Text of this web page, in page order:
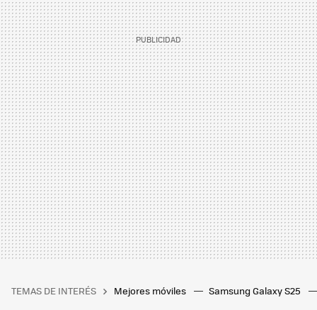
TEMAS DE INTERÉS Mejores móviles Samsung Galaxy S25